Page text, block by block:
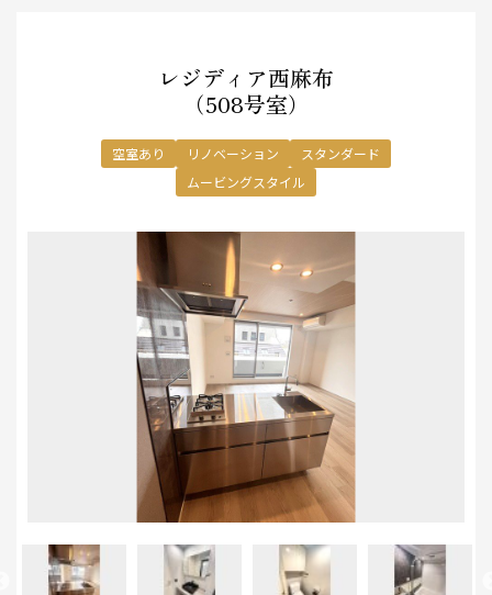
レジディア西麻布
（508号室）
空室あり リノベーション
スタンダード
ムービングスタイル